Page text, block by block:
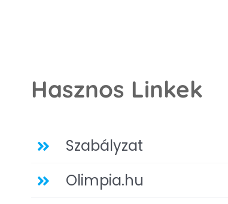
Hasznos Linkek
Szabályzat
Olimpia.hu